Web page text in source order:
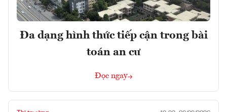
Đa dạng hình thức tiếp cận trong bài
toán an cư
Đọc ngay